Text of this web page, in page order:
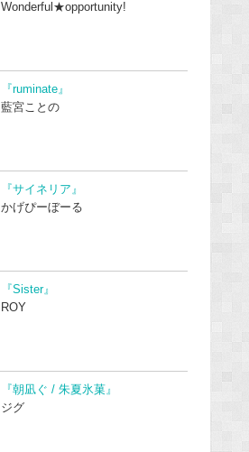
Wonderful★opportunity!
『ruminate』
藍宮ことの
『サイネリア』
かげぴーぼーる
『Sister』
ROY
『朝凪ぐ / 朱夏氷菓』
ジグ